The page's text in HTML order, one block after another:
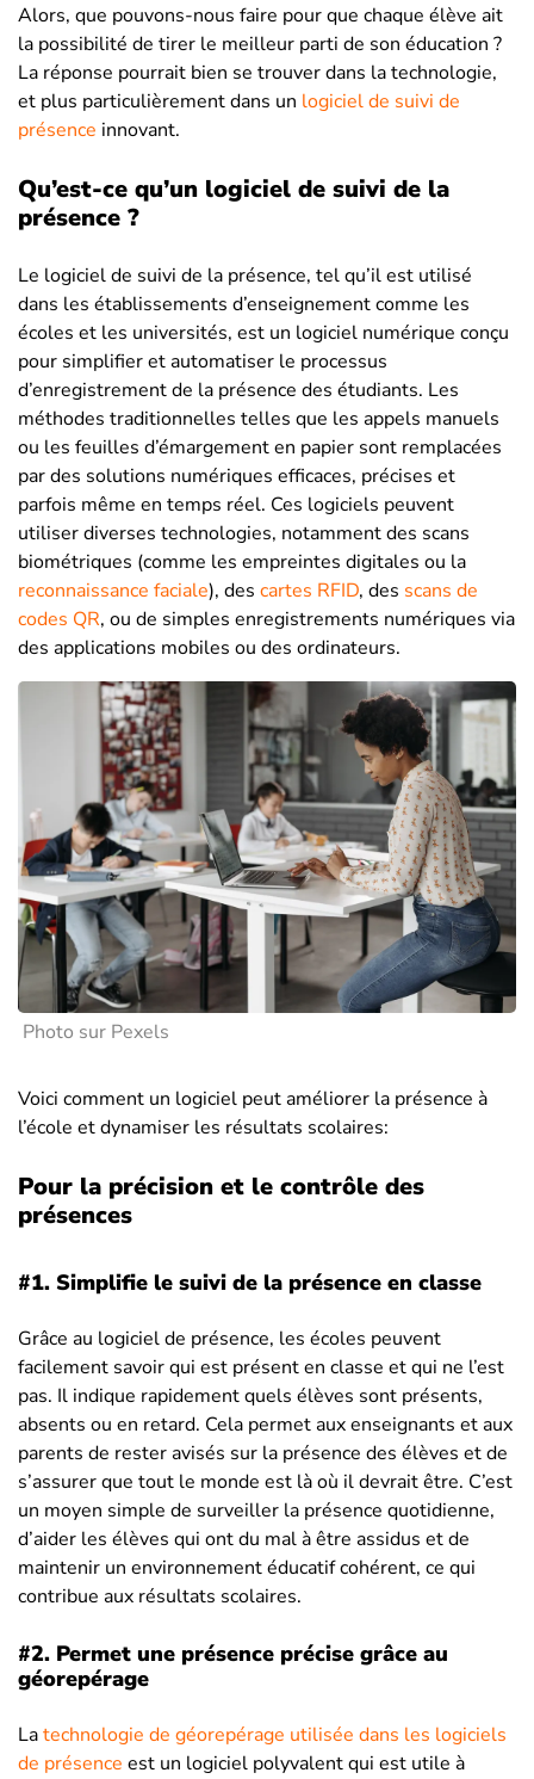
Alors, que pouvons-nous faire pour que chaque élève ait
la possibilité de tirer le meilleur parti de son éducation ?
La réponse pourrait bien se trouver dans la technologie,
et plus particulièrement dans un logiciel de suivi de
présence innovant.
Qu’est-ce qu’un logiciel de suivi de la
présence ?
Le logiciel de suivi de la présence, tel qu’il est utilisé
dans les établissements d’enseignement comme les
écoles et les universités, est un logiciel numérique conçu
pour simplifier et automatiser le processus
d’enregistrement de la présence des étudiants. Les
méthodes traditionnelles telles que les appels manuels
ou les feuilles d’émargement en papier sont remplacées
par des solutions numériques efficaces, précises et
parfois même en temps réel. Ces logiciels peuvent
utiliser diverses technologies, notamment des scans
biométriques (comme les empreintes digitales ou la
reconnaissance faciale), des cartes RFID, des scans de
codes QR, ou de simples enregistrements numériques via
des applications mobiles ou des ordinateurs.
Photo sur Pexels
Voici comment un logiciel peut améliorer la présence à
l’école et dynamiser les résultats scolaires:
Pour la précision et le contrôle des
présences
#1. Simplifie le suivi de la présence en classe
Grâce au logiciel de présence, les écoles peuvent
facilement savoir qui est présent en classe et qui ne l’est
pas. Il indique rapidement quels élèves sont présents,
absents ou en retard. Cela permet aux enseignants et aux
parents de rester avisés sur la présence des élèves et de
s’assurer que tout le monde est là où il devrait être. C’est
un moyen simple de surveiller la présence quotidienne,
d’aider les élèves qui ont du mal à être assidus et de
maintenir un environnement éducatif cohérent, ce qui
contribue aux résultats scolaires.
#2. Permet une présence précise grâce au
géorepérage
Latechnologie de géorepérage utilisée dans les logiciels
de présence est un logiciel polyvalent qui est utile à